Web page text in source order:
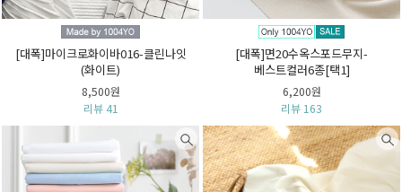
[대폭]마이크로화이바016-클린나잇
(화이트)
8,500원
리뷰 41
[대폭]면20수옥스포드무지-
베스트컬러6종[택1]
6,200원
리뷰 163